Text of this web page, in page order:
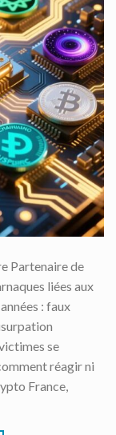
Partenaire de
liées aux
: faux
se
réagir ni
France,